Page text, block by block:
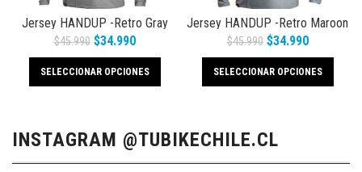
Jersey HANDUP -Retro Gray
$45.990 $34.990
SELECCIONAR OPCIONES
Jersey HANDUP -Retro Maroon
$45.990 $34.990
SELECCIONAR OPCIONES
INSTAGRAM @TUBIKECHILE.CL